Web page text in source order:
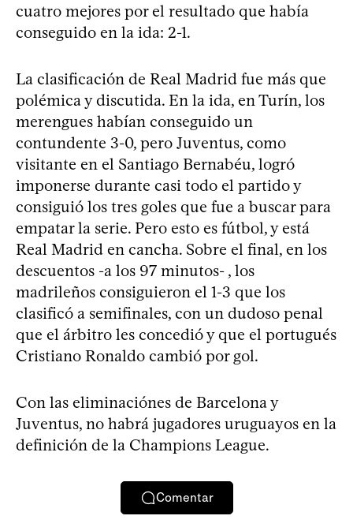
cuatro mejores por el resultado que había
conseguido en la ida: 2-1.
La clasificación de Real Madrid fue más que
polémica y discutida. En la ida, en Turín, los
merengues habían conseguido un
contundente 3-0, pero Juventus, como
visitante en el Santiago Bernabéu, logró
imponerse durante casi todo el partido y
consiguió los tres goles que fue a buscar para
empatar la serie. Pero esto es fútbol, y está
Real Madrid en cancha. Sobre el final, en los
descuentos -a los 97 minutos- , los
madrileños consiguieron el 1-3 que los
clasificó a semifinales, con un dudoso penal
que el árbitro les concedió y que el portugués
Cristiano Ronaldo cambió por gol.
Con las eliminaciónes de Barcelona y
Juventus, no habrá jugadores uruguayos en la
definición de la Champions League.
Comentar